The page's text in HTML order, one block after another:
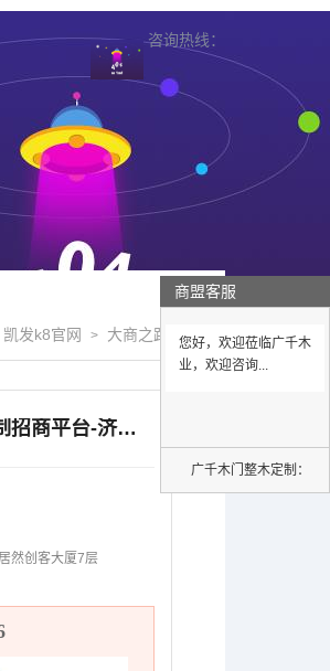
咨询热线：
凯发k8官网 > 大商之路 >
广千木业(图)-济源全屋定制招商平台-济源全屋定制招商
然创客大厦7层
商盟客服
您好，欢迎莅临广千木
业，欢迎咨询...
广千木门整木定制：